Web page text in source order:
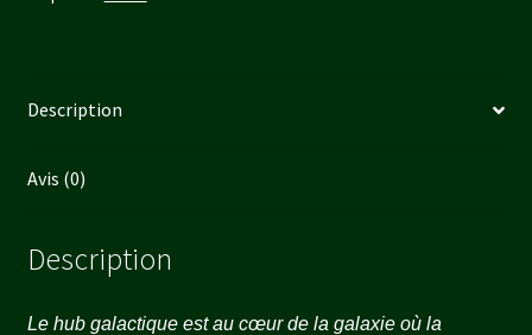
Description
Avis (0)
Description
Le hub galactique est au cœur de la galaxie où la